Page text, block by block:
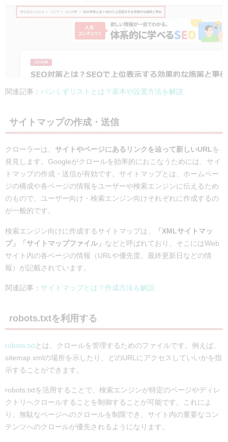
関連記事： パンくずリストとは？基本や設置方法を解説
サイトマップの作成・送信
クローラーは、 サイトやページにあるリンクを辿って新しいURLを
発見します。Googleがクロールを効率的におこなうためには、サイ
トマップの作成・送信が有効です。サイトマップとは、ホームペー
ジの構成や各ページの情報をユーザーや検索エンジンに伝えるため
のもので、ユーザー向け・検索エンジン向けそれぞれに作成するの
が一般的です。
検索エンジン向けに作成するサイトマップは、
「XMLサイトマッ
プ」「サイトマップファイル」 などと呼ばれており、そこにはWeb
サイト内の各ページの情報（URLや優先度、最終更新日などの情
報）が記載されています。
関連記事： サイトマップとは？作成方法も解説
robots.txtを利用する
robots.txtとは、クロールを管理するためのファイルです。例えば、
sitemap.xmlの場所を示したり、どのURLにアクセスしていいかを指
示することができます。
robots.txtを活用することで、検索エンジンが特定のページやディレ
クトリへクロールすることを制御することが可能です。これによ
り、無駄なページへのクロールを制限でき、サイト内の重要なコン
テンツへのクロールが優先されるようになります。